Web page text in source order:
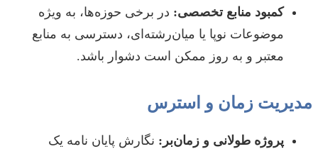
کمبود منابع تخصصی: در برخی حوزه‌ها، به ویژه
موضوعات نوپا یا میان‌رشته‌ای، دسترسی به منابع
معتبر و به روز ممکن است دشوار باشد.
مدیریت زمان و استرس
پروژه طولانی و زمان‌بر: نگارش پایان نامه یک